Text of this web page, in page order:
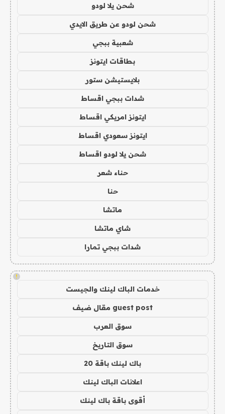
شحن يلا لودو
شحن لودو عن طريق الايدي
شعبية ببجي
بطاقات ايتونز
بلايستيشن ستور
شدات ببجي اقساط
ايتونز امريكي اقساط
ايتونز سعودي اقساط
شحن يلا لودو اقساط
حناء شعر
حنا
ماتشا
شاي ماتشا
شدات ببجي تمارا
!
خدمات الباك لينك والجيست
guest post مقال ضيف
سوق العرب
سوق التاريخ
باك لينك باقة 20
اعلانات الباك لينك
أقوى باقة باك لينك